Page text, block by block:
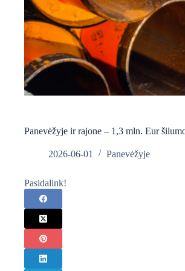
Panevėžyje ir rajone – 1,3 mln. Eur
2026-06-01 Panevėžyje
Pasidalink!